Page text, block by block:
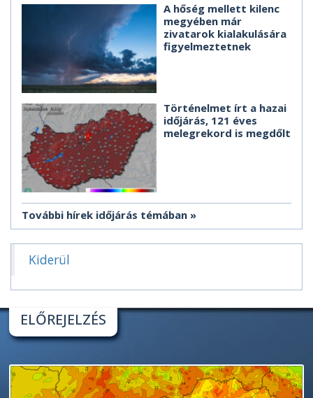
A hőség mellett kilenc
megyében már
zivatarok kialakulására
figyelmeztetnek
Történelmet írt a hazai
időjárás, 121 éves
melegrekord is megdőlt
További hírek időjárás témában
Kiderül
ELŐREJELZÉS